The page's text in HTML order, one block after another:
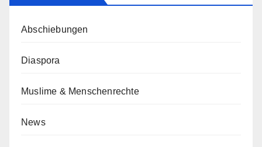
Abschiebungen
Diaspora
Muslime & Menschenrechte
News